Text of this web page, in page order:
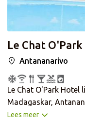
Le Chat
Antananarivo
Le Chat O'Park
Madagaskar,
Tsarasaotra Park
Lees meer